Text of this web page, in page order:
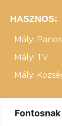
HASZNOS:
Mályi
Mályi TV
Mályi